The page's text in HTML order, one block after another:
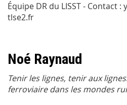
Équipe DR du LISST - Contact
tlse2.fr
Noé Raynaud
Tenir les lignes, tenir aux
ferroviaire dans les mondes